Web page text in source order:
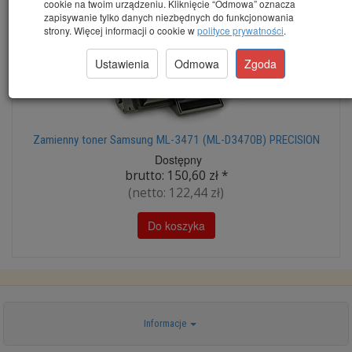
Zamienny toner Samsung ML-3471 (ML-D3470B) PRECISION
Dostępny
brutto: 150,60 zł*
(netto: 122,44 zł)
Do koszyka
Informacje
cookie na twoim urządzeniu. Kliknięcie “Odmowa” oznacza
zapisywanie tylko danych niezbędnych do funkcjonowania
strony. Więcej informacji o cookie wpolityce prywatności.
Ustawienia Odmowa Zgoda